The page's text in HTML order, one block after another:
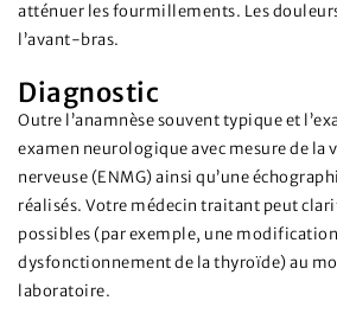
atténuer les fourmillements. Les
l’avant-bras.
Diagnostic
Outre l’anamnèse souvent typique et
examen neurologique avec mesure de la
nerveuse (ENMG) ainsi qu’une
réalisés. Votre médecin traitant peut
possibles (par exemple, une
dysfonctionnement de la thyroïde) au
laboratoire.